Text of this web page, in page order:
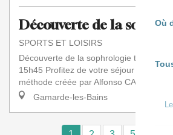
Où
Découverte de la
SPORTS ET LOISIRS
Découverte de la sophrologie tous les
15h45 Profitez de votre séjour pour
méthode créée par Alfonso CAYCEDO...
Gamarde-les-Bains